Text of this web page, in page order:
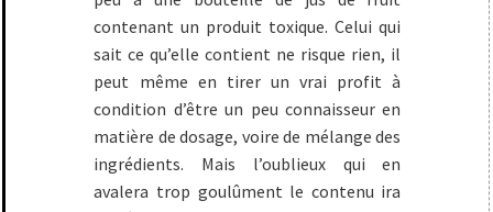
contenant un produit toxique. Celui qui
sait ce qu’elle contient ne risque rien, il
peut même en tirer un vrai profit à
condition d’être un peu connaisseur en
matière de dosage, voire de mélange des
ingrédients. Mais l’oublieux qui en
avalera trop goulûment le contenu ira